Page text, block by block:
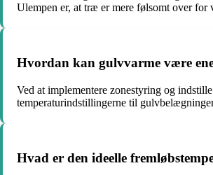
Ulempen er, at træ er mere følsomt over for
Hvordan kan gulvvarme være
Ved at implementere zonestyring og
temperaturindstillingerne til
Hvad er den ideelle